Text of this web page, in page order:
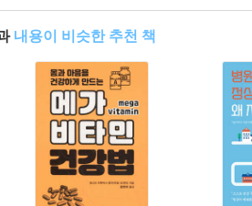
내용이 비슷한 추천 책